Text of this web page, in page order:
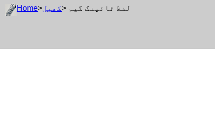
Home>کھیل > لفظ ٹائپنگ گیم